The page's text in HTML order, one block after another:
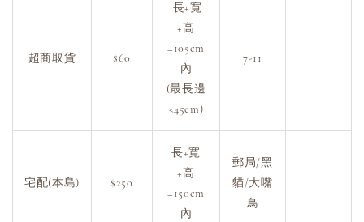
超商取貨 $60
長+寬
+高
=105cm
內
(最長邊
<45cm)
7-11
宅配(本島) $250
長+寬
+高
=150cm
內
郵局/黑
貓/大嘴
鳥